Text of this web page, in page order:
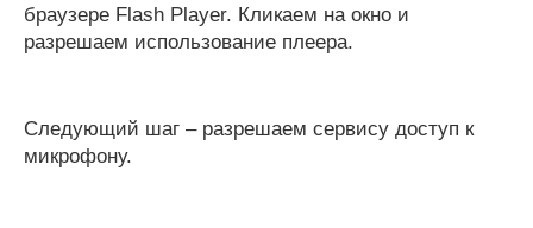
браузере Flash Player. Кликаем на окно и
разрешаем использование плеера.
Следующий шаг – разрешаем сервису доступ к
микрофону.